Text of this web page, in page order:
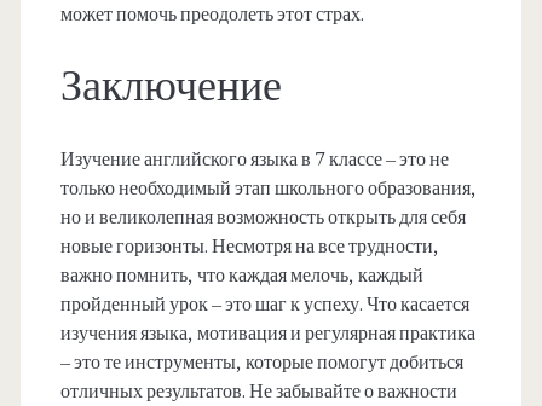
может помочь преодолеть этот страх.
Заключение
Изучение английского языка в 7 классе – это не
только необходимый этап школьного образования,
но и великолепная возможность открыть для себя
новые горизонты. Несмотря на все трудности,
важно помнить, что каждая мелочь, каждый
пройденный урок – это шаг к успеху. Что касается
изучения языка, мотивация и регулярная практика
– это те инструменты, которые помогут добиться
отличных результатов. Не забывайте о важности